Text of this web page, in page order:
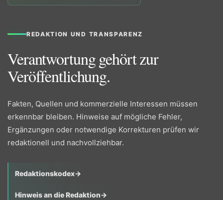
REDAKTION UND TRANSPARENZ
Verantwortung gehört zur
Veröffentlichung.
Fakten, Quellen und kommerzielle Interessen müssen
erkennbar bleiben. Hinweise auf mögliche Fehler,
Ergänzungen oder notwendige Korrekturen prüfen wir
redaktionell und nachvollziehbar.
Redaktionskodex→
Hinweis an die Redaktion→